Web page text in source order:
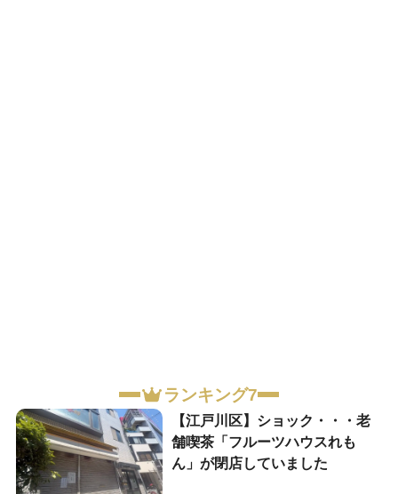
ランキング7
【江戸川区】ショック・・・老
舗喫茶「フルーツハウスれも
ん」が閉店していました